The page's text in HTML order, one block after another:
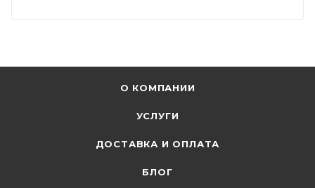
О КОМПАНИИ
УСЛУГИ
ДОСТАВКА И ОПЛАТА
БЛОГ